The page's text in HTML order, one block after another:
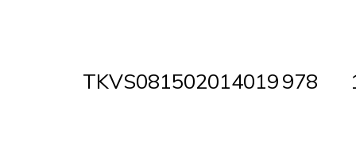
TKVS081502014019978